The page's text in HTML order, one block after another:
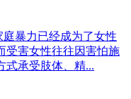
暴力已经成为了女性
受害女性往往因害怕施
式承受肢体、精...